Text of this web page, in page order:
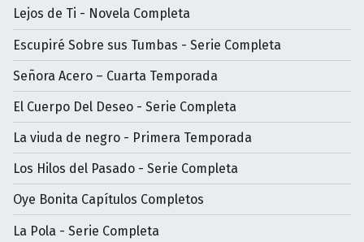
Lejos de Ti - Novela Completa
Escupiré Sobre sus Tumbas - Serie Completa
Señora Acero – Cuarta Temporada
El Cuerpo Del Deseo - Serie Completa
La viuda de negro - Primera Temporada
Los Hilos del Pasado - Serie Completa
Oye Bonita Capítulos Completos
La Pola - Serie Completa